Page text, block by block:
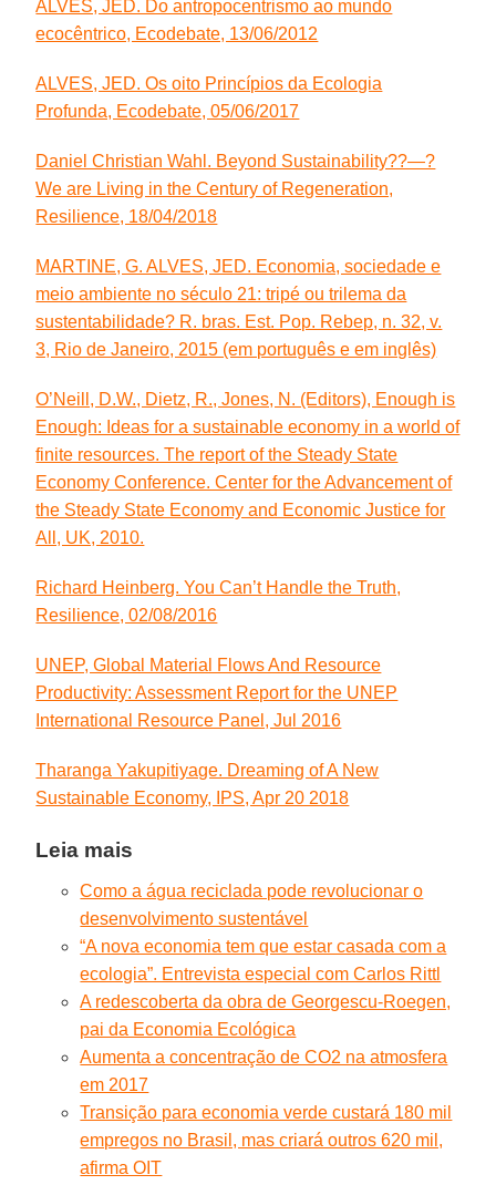
ALVES, JED. Do antropocentrismo ao mundo
ecocêntrico, Ecodebate, 13/06/2012
ALVES, JED. Os oito Princípios da Ecologia
Profunda, Ecodebate, 05/06/2017
Daniel Christian Wahl. Beyond Sustainability??—?
We are Living in the Century of Regeneration,
Resilience, 18/04/2018
MARTINE, G. ALVES, JED. Economia, sociedade e
meio ambiente no século 21: tripé ou trilema da
sustentabilidade? R. bras. Est. Pop. Rebep, n. 32, v.
3, Rio de Janeiro, 2015 (em português e em inglês)
O’Neill, D.W., Dietz, R., Jones, N. (Editors), Enough is
Enough: Ideas for a sustainable economy in a world of
finite resources. The report of the Steady State
Economy Conference. Center for the Advancement of
the Steady State Economy and Economic Justice for
All, UK, 2010.
Richard Heinberg. You Can’t Handle the Truth,
Resilience, 02/08/2016
UNEP, Global Material Flows And Resource
Productivity: Assessment Report for the UNEP
International Resource Panel, Jul 2016
Tharanga Yakupitiyage. Dreaming of A New
Sustainable Economy, IPS, Apr 20 2018
Leia mais
Como a água reciclada pode revolucionar o
desenvolvimento sustentável
“A nova economia tem que estar casada com a
ecologia”. Entrevista especial com Carlos Rittl
A redescoberta da obra de Georgescu-Roegen,
pai da Economia Ecológica
Aumenta a concentração de CO2 na atmosfera
em 2017
Transição para economia verde custará 180 mil
empregos no Brasil, mas criará outros 620 mil,
afirma OIT